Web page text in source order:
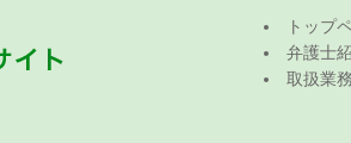
トップ
弁護士
取扱業